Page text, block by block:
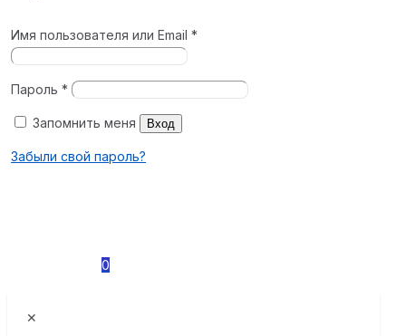
Имя пользователя или Email*
Пароль*
Запомнить меня Вход
Забыли свой пароль?
0
✕